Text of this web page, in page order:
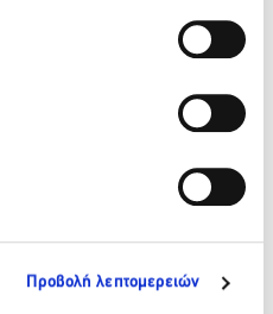
Προβολή λεπτομερειών
Πίσω
νερό ΒΙΚΟΣ στο πλευρό της